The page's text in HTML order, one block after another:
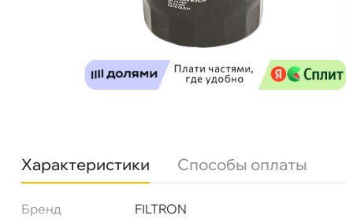
Характеристики Способы оплаты
Бренд
FILTRON